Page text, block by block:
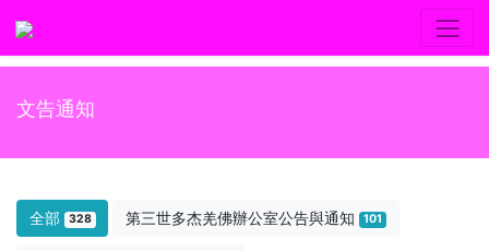
文告通知
全部 328 第三世多杰羌佛辦公室公告與通知 101